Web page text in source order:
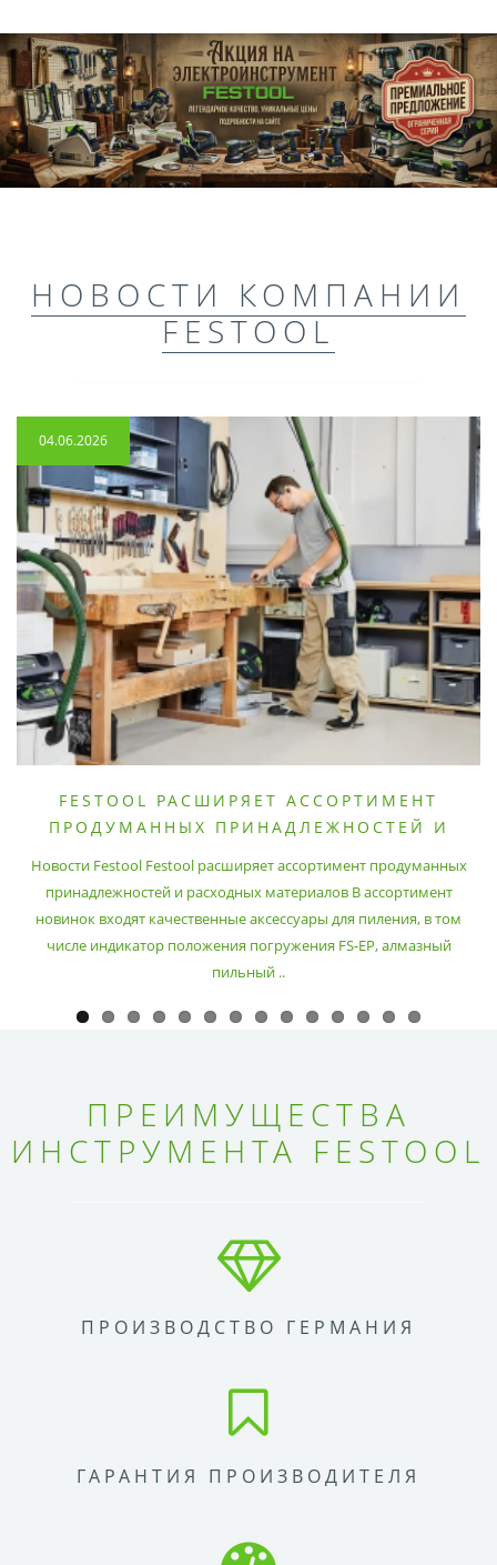
НОВОСТИ КОМПАНИИ
FESTOOL
04.06.2026
FESTOOL РАСШИРЯЕТ АССОРТИМЕНТ
ПРОДУМАННЫХ ПРИНАДЛЕЖНОСТЕЙ И
Новости Festool Festool расширяет ассортимент продуманных
принадлежностей и расходных материалов В ассортимент
новинок входят качественные аксессуары для пиления, в том
числе индикатор положения погружения FS-EP, алмазный
пильный ..
ПРЕИМУЩЕСТВА
ИНСТРУМЕНТА FESTOOL
ПРОИЗВОДСТВО ГЕРМАНИЯ
ГАРАНТИЯ ПРОИЗВОДИТЕЛЯ